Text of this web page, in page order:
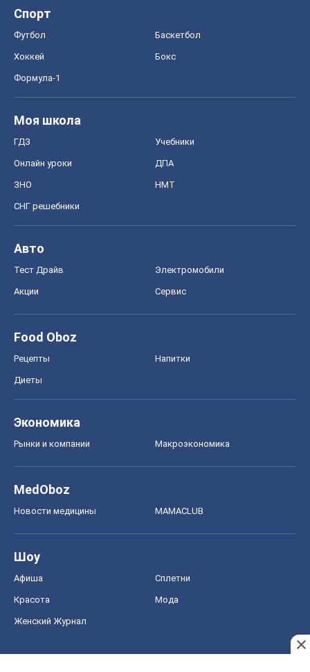
Спорт
Футбол Баскетбол
Хоккей Бокс
Формула-1
Моя школа
ГДЗ Учебники
Онлайн уроки ДПА
ЗНО НМТ
СНГ решебники
Авто
Тест Драйв Электромобили
Акции Сервис
Food Oboz
Рецепты Напитки
Диеты
Экономика
Рынки и компании Mакроэкономика
MedOboz
Новости медицины MAMACLUB
Шоу
Афиша Сплетни
Красота Мода
Женский Журнал